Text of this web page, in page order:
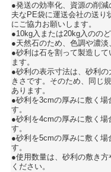
●発送の効率化、資源の削
夫なPE袋に運送会社の送り
にご協力お願いします。
●10kg入または20kg入のの
●天然石のため、色調や濃淡
●砂利は石を割って製造し
ます。
●砂利の表示寸法は、砂利
きさです。そのため、同じ
あります。
●砂利を3cmの厚みに敷く場
す。
●砂利を4cmの厚みに敷く場
す。
●砂利を5cmの厚みに敷く場
す。
●使用数量は、砂利の敷き
ください。